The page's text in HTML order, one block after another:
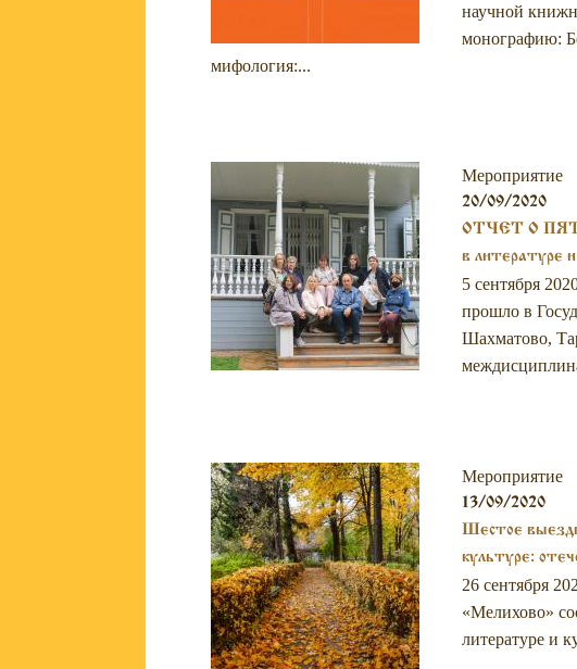
научной
монографию:
мифология:...
Мероприятие
20/09/2020
ОТЧЕТ О
в литературе
5 сентября
прошло в
Шахматово,
Мероприятие
13/09/2020
Шестое
культуре:
26 сентября
«Мелихово»
литературе и